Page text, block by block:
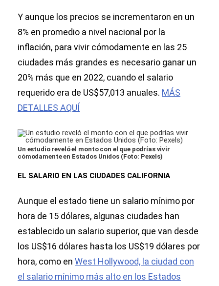
Y aunque los precios se incrementaron en un
8% en promedio a nivel nacional por la
inflación, para vivir cómodamente en las 25
ciudades más grandes es necesario ganar un
20% más que en 2022, cuando el salario
requerido era de US$57,013 anuales. MÁS
DETALLES AQUÍ
Un estudio reveló el monto con el que podrías vivir
cómodamente en Estados Unidos (Foto: Pexels)
EL SALARIO EN LAS CIUDADES CALIFORNIA
Aunque el estado tiene un salario mínimo por
hora de 15 dólares, algunas ciudades han
establecido un salario superior, que van desde
los US$16 dólares hasta los US$19 dólares por
hora, como en West Hollywood, la ciudad con
el salario mínimo más alto en los Estados